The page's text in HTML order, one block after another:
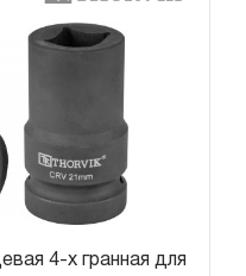
4-х гранная для